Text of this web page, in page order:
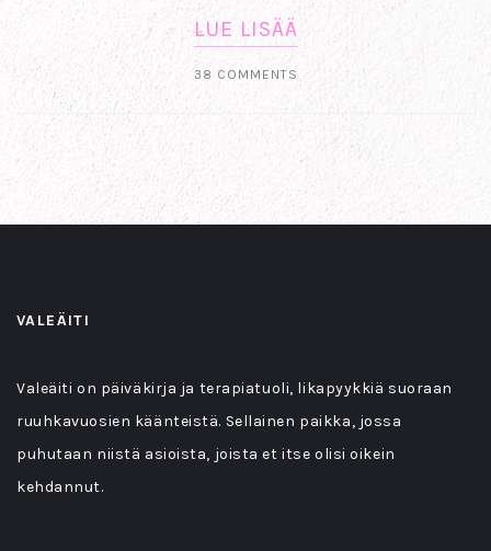
LUE LISÄÄ
38 COMMENTS
VALEÄITI
Valeäiti on päiväkirja ja terapiatuoli, likapyykkiä suoraan
ruuhkavuosien käänteistä. Sellainen paikka, jossa
puhutaan niistä asioista, joista et itse olisi oikein
kehdannut.